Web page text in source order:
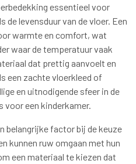
essentieel voor
de levensduur van de vloer. Een
warmte en comfort, wat
waar de temperatuur vaak
dat prettig aanvoelt en
een zachte vloerkleed of
en uitnodigende sfeer in de
een kinderkamer.
belangrijke factor bij de keuze
kunnen ruw omgaan met hun
een materiaal te kiezen dat